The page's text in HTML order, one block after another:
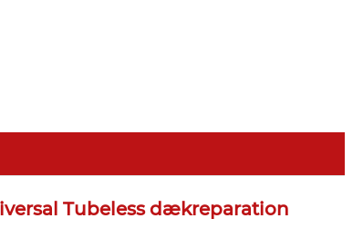
Tubeless dækreparation